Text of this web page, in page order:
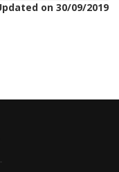
on 30/09/2019